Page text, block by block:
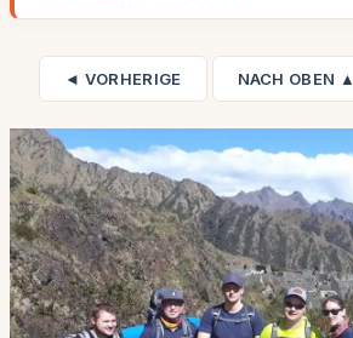
◄ VORHERIGE NACH OBEN ▲